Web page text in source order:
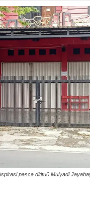
pasca dititu0 Mulyadi